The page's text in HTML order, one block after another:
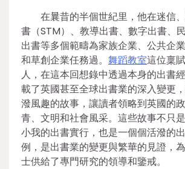
在曩昔的半個世紀里，他在迷信
書（STM）、教導出書、數字出書、
出書等多個範疇為家族企業、公共企
和草創企業任務過。 舞蹈教室這位稟
人，在這本回想錄中透過本身的出書
載了英國甚至全球出書業的深入變更
潑風趣的故事，讓讀者領略到英國的
青、文明和社會風采。這些故事不只
小我的出書實行，也是一個個活潑的
例，是出書業的變更與繁華的見證，
士供給了專門研究的領導和鑒戒。